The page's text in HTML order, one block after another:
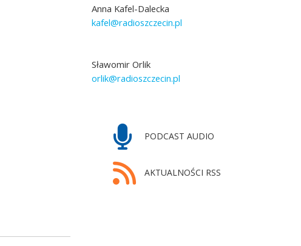
Anna Kafel-Dalecka
kafel@radioszczecin.pl
Sławomir Orlik
orlik@radioszczecin.pl
PODCAST AUDIO
AKTUALNOŚCI RSS